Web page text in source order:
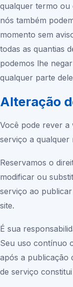
qualquer termo ou
nós também
momento sem
todas as quantias
podemos lhe
qualquer parte
Alteração
Você pode rever a
serviço a qualquer
Reservamos o
modificar ou
serviço ao
site.
É sua
Seu uso contínuo
após a publicação
de serviço